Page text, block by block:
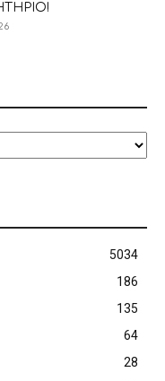
5034
186
135
64
28